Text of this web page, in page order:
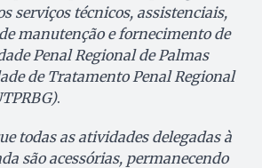
serviços técnicos, assistenciais,
manutenção e fornecimento de
Penal Regional de Palmas
de Tratamento Penal Regional
.
todas as atividades delegadas à
são acessórias, permanecendo